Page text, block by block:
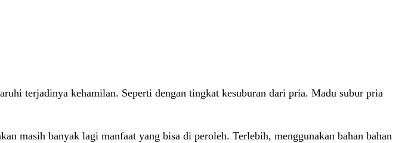
terjadinya kehamilan. Seperti dengan tingkat kesuburan dari pria. Madu subur pria
masih banyak lagi manfaat yang bisa di peroleh. Terlebih, menggunakan bahan bahan